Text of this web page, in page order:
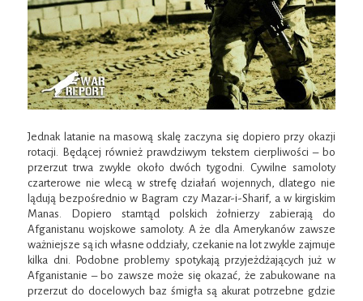
Jednak latanie na masową skalę zaczyna się dopiero przy okazji
rotacji. Będącej również prawdziwym tekstem cierpliwości – bo
przerzut trwa zwykle około dwóch tygodni. Cywilne samoloty
czarterowe nie wlecą w strefę działań wojennych, dlatego nie
lądują bezpośrednio w Bagram czy Mazar-i-Sharif, a w kirgiskim
Manas. Dopiero stamtąd polskich żołnierzy zabierają do
Afganistanu wojskowe samoloty. A że dla Amerykanów zawsze
ważniejsze są ich własne oddziały, czekanie na lot zwykle zajmuje
kilka dni. Podobne problemy spotykają przyjeżdżających już w
Afganistanie – bo zawsze może się okazać, że zabukowane na
przerzut do docelowych baz śmigła są akurat potrzebne gdzie